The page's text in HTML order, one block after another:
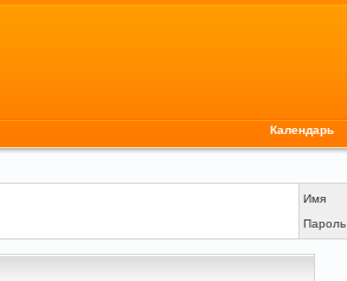
Календарь
Имя
Пароль